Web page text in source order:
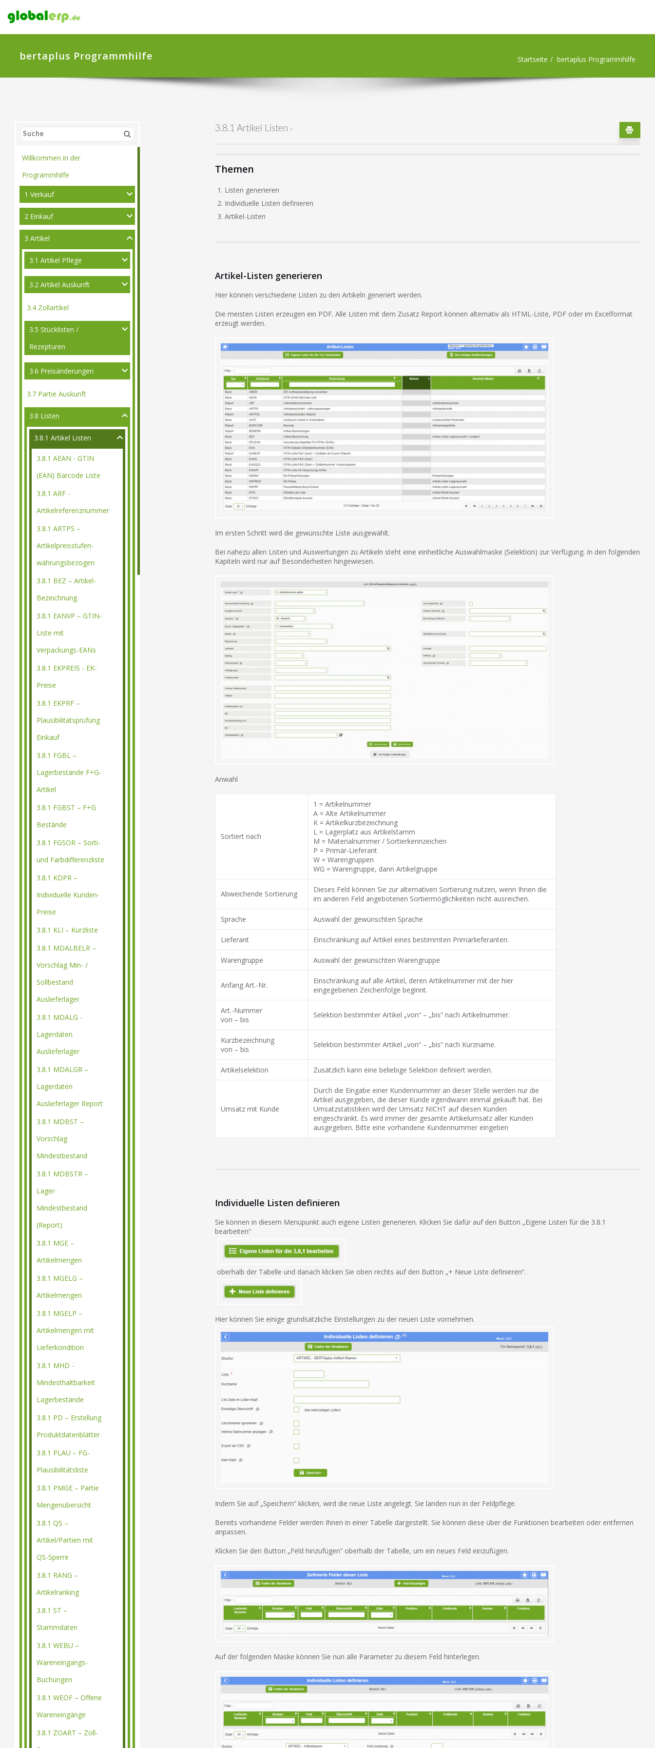
bertaplus Programmhilfe Startseite bertaplus Programmhilfe
Willkommen in der
Programmhilfe
1 Verkauf
2 Einkauf
3 Artikel
3.1 Artikel Pflege
3.2 Artikel Auskunft
3.4 Zollartikel
3.5 Stücklisten /
Rezepturen
3.6 Preisänderungen
3.7 Partie Auskunft
3.8 Listen
3.8.1 Artikel Listen
3.8.1 AEAN - GTIN
(EAN) Barcode Liste
3.8.1 ARF -
Artikelreferenznummer
3.8.1 ARTPS –
Artikelpreisstufen-
währungsbezogen
3.8.1 BEZ – Artikel-
Bezeichnung
3.8.1 EANVP – GTIN-
Liste mit
Verpackungs-EANs
3.8.1 EKPREIS - EK-
Preise
3.8.1 EKPRF –
Plausibilitätsprüfung
Einkauf
3.8.1 FGBL –
Lagerbestände F+G-
Artikel
3.8.1 FGBST – F+G
Bestände
3.8.1 FGSOR – Sorti-
und Farbdifferenzliste
3.8.1 KDPR –
Individuelle Kunden-
Preise
3.8.1 KLI – Kurzliste
3.8.1 MDALBELR –
Vorschlag Min- /
Sollbestand
Auslieferlager
3.8.1 MDALG -
Lagerdaten
Auslieferlager
3.8.1 MDALGR –
Lagerdaten
Auslieferlager Report
3.8.1 MDBST –
Vorschlag
Mindestbestand
3.8.1 MDBSTR –
Lager-
Mindestbestand
(Report)
3.8.1 MGE –
Artikelmengen
3.8.1 MGELG –
Artikelmengen
3.8.1 MGELP –
Artikelmengen mit
Lieferkondition
3.8.1 MHD -
Mindesthaltbarkeit
Lagerbestände
3.8.1 PD – Erstellung
Produktdatenblätter
3.8.1 PLAU – FG-
Plausibilitätsliste
3.8.1 PMGE – Partie
Mengenübersicht
3.8.1 QS –
Artikel/Partien mit
QS-Sperre
3.8.1 RANG –
Artikelranking
3.8.1 ST –
Stammdaten
3.8.1 WEBU –
Wareneingangs-
Buchungen
3.8.1 WEOF – Offene
Wareneingänge
3.8.1 ZOART – Zoll-
3.8.1 Artikel Listen #
Themen
Listen generieren
Individuelle Listen definieren
Artikel-Listen
Artikel-Listen generieren
Hier können verschiedene Listen zu den Artikeln generiert werden.
Die meisten Listen erzeugen ein PDF. Alle Listen mit dem Zusatz Report können alternativ als HTML-Liste, PDF oder im Excelformat
erzeugt werden.
Im ersten Schritt wird die gewünschte Liste ausgewählt.
Bei nahezu allen Listen und Auswertungen zu Artikeln steht eine einheitliche Auswahlmaske (Selektion) zur Verfügung. In den folgenden
Kapiteln wird nur auf Besonderheiten hingewiesen.
Anwahl
Sortiert nach
1 = Artikelnummer
A = Alte Artikelnummer
K = Artikelkurzbezeichnung
L = Lagerplatz aus Artikelstamm
M = Materialnummer / Sortierkennzeichen
P = Primär-Lieferant
W = Warengruppen
WG = Warengruppe, dann Artikelgruppe
Abweichende Sortierung
Dieses Feld können Sie zur alternativen Sortierung nutzen, wenn Ihnen die
im anderen Feld angebotenen Sortiermöglichkeiten nicht ausreichen.
Sprache Auswahl der gewünschten Sprache
Lieferant Einschränkung auf Artikel eines bestimmten Primärlieferanten.
Warengruppe Auswahl der gewünschten Warengruppe
Anfang Art.-Nr.
Einschränkung auf alle Artikel, deren Artikelnummer mit der hier
eingegebenen Zeichenfolge beginnt.
Art.-Nummer
von – bis
Selektion bestimmter Artikel „von“ – „bis“ nach Artikelnummer.
Kurzbezeichnung
von – bis
Selektion bestimmter Artikel „von“ – „bis“ nach Kurzname.
Artikelselektion Zusätzlich kann eine beliebige Selektion definiert werden.
Umsatz mit Kunde
Durch die Eingabe einer Kundennummer an dieser Stelle werden nur die
Artikel ausgegeben, die dieser Kunde irgendwann einmal gekauft hat. Bei
Umsatzstatistiken wird der Umsatz NICHT auf diesen Kunden
eingeschränkt. Es wird immer der gesamte Artikelumsatz aller Kunden
ausgegeben. Bitte eine vorhandene Kundennummer eingeben
Individuelle Listen definieren
Sie können in diesem Menüpunkt auch eigene Listen generieren. Klicken Sie dafür auf den Button „Eigene Listen für die 3.8.1
bearbeiten“
oberhalb der Tabelle und danach klicken Sie oben rechts auf den Button „+ Neue Liste definieren“.
Hier können Sie einige grundsätzliche Einstellungen zu der neuen Liste vornehmen.
Indem Sie auf „Speichern“ klicken, wird die neue Liste angelegt. Sie landen nun in der Feldpflege.
Bereits vorhandene Felder werden Ihnen in einer Tabelle dargestellt. Sie können diese über die Funktionen bearbeiten oder entfernen
anpassen.
Klicken Sie den Button „Feld hinzufügen“ oberhalb der Tabelle, um ein neues Feld einzufügen.
Auf der folgenden Maske können Sie nun alle Parameter zu diesem Feld hinterlegen.